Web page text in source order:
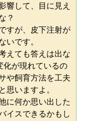
響して、目に見え
？
すが、皮下注射が
いです。
えても答えは出な
化が現れているの
や飼育方法を工夫
思いますよ。
に何か思い出した
イスできるかもし